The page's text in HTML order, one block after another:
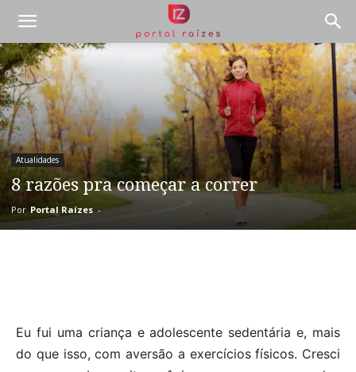
Atualidades
8 razões pra começar a correr
Por Portal Raízes -
Eu fui uma criança e adolescente sedentária e, mais
do que isso, com aversão a exercícios físicos. Cresci